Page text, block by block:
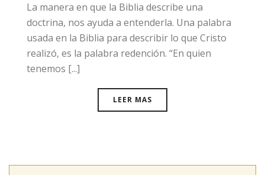
​La manera en que la Biblia describe una
doctrina, nos ayuda a entenderla. Una palabra
usada en la Biblia para describir lo que Cristo
realizó, es la palabra redención. “En quien
tenemos [...]
LEER MAS